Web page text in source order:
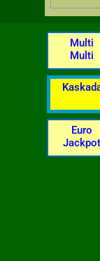
Multi
Multi
Euro
Jackpot